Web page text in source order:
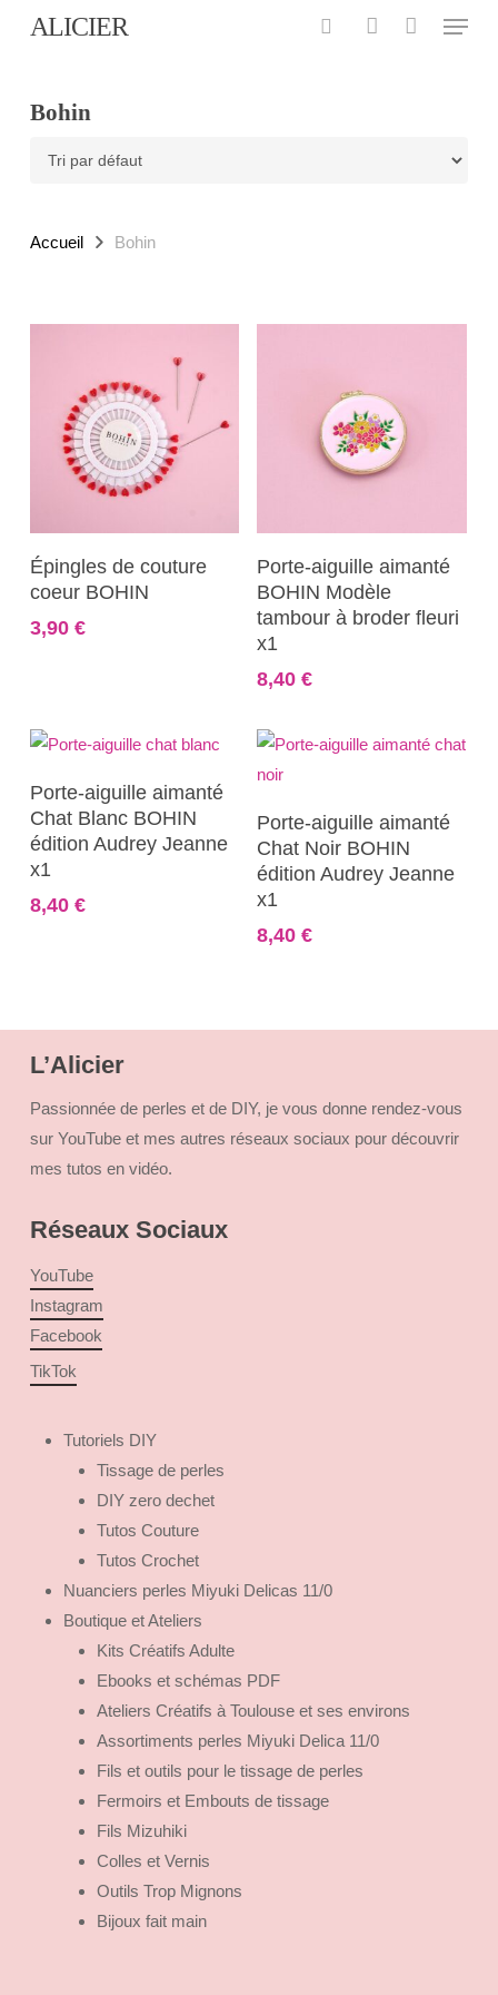
content
ALICIER Menu
Bohin
Accueil Bohin
Ajouter Au Panier
Épingles de couture
coeur BOHIN
3,90 €
Ajouter Au Panier
Porte-aiguille aimanté
BOHIN Modèle
tambour à broder fleuri
x1
8,40€
Ajouter Au Panier
Porte-aiguille aimanté
Chat Blanc BOHIN
édition Audrey Jeanne
x1
8,40 €
Ajouter Au Panier
Porte-aiguille aimanté
Chat Noir BOHIN
édition Audrey Jeanne
x1
8,40€
L’Alicier
Passionnée de perles et de DIY, je vous donne rendez-vous
sur YouTube et mes autres réseaux sociaux pour découvrir
mes tutos en vidéo.
Réseaux Sociaux
YouTube
Instagram
Facebook
TikTok
Tutoriels DIY
Tissage de perles
DIY zero dechet
Tutos Couture
Tutos Crochet
Nuanciers perles Miyuki Delicas 11/0
Boutique et Ateliers
Kits Créatifs Adulte
Ebooks et schémas PDF
Ateliers Créatifs à Toulouse et ses environs
Assortiments perles Miyuki Delica 11/0
Fils et outils pour le tissage de perles
Fermoirs et Embouts de tissage
Fils Mizuhiki
Colles et Vernis
Outils Trop Mignons
Bijoux fait main